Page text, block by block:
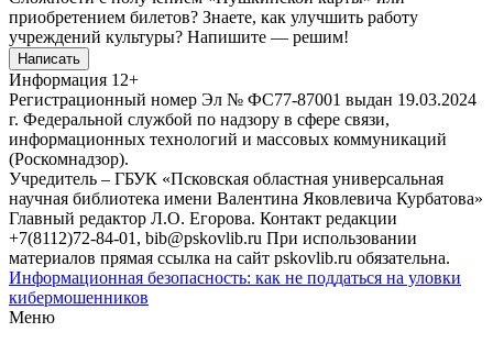
приобретением билетов? Знаете, как улучшить работу
учреждений культуры? Напишите — решим!
Написать
Информация 12+
Регистрационный номер Эл № ФС77-87001 выдан 19.03.2024
г. Федеральной службой по надзору в сфере связи,
информационных технологий и массовых коммуникаций
(Роскомнадзор).
Учредитель – ГБУК «Псковская областная универсальная
научная библиотека имени Валентина Яковлевича Курбатова»
Главный редактор Л.О. Егорова. Контакт редакции
+7(8112)72-84-01, bib@pskovlib.ru При использовании
материалов прямая ссылка на сайт pskovlib.ru обязательна.
Информационная безопасность: как не поддаться на уловки
кибермошенников
Меню